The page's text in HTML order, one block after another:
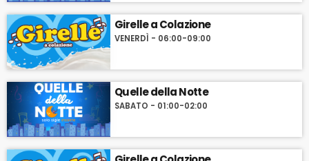
Girelle a Colazione
VENERDÌ - 06:00-09:00
Quelle della Notte
SABATO - 01:00-02:00